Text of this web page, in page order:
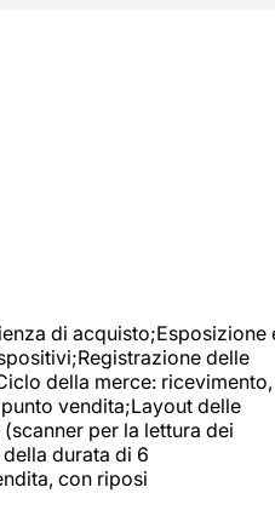
di acquisto;Esposizione
delle
della merce: ricevimento,
vendita;Layout delle
per la lettura dei
durata di 6
con riposi